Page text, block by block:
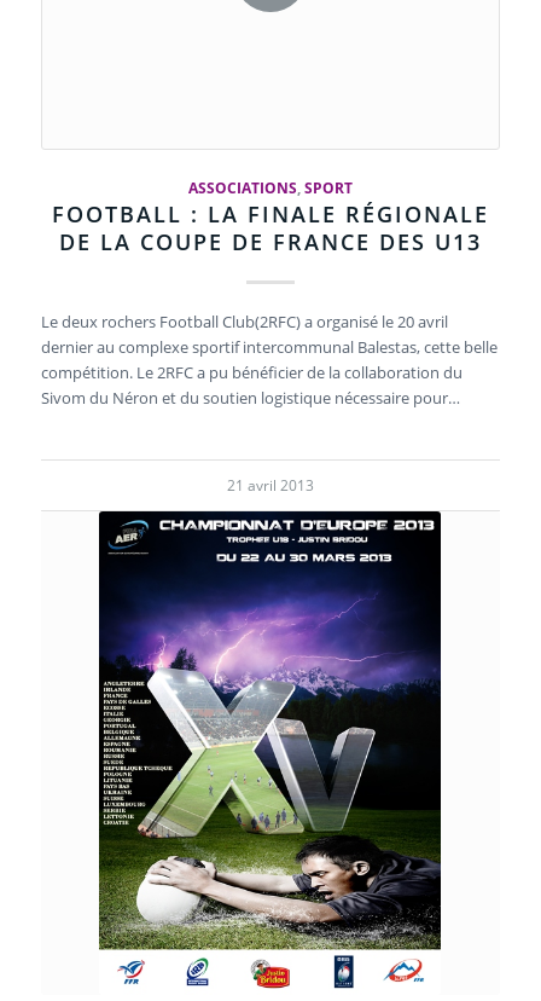
ASSOCIATIONS SPORT
FOOTBALL : LA FINALE RÉGIONALE
DE LA COUPE DE FRANCE DES U13
Le deux rochers Football Club(2RFC) a organisé le 20 avril
dernier au complexe sportif intercommunal Balestas, cette belle
compétition. Le 2RFC a pu bénéficier de la collaboration du
Sivom du Néron et du soutien logistique nécessaire pour…
21 avril 2013